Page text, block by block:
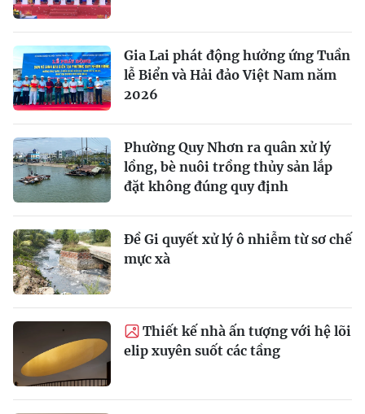
Gia Lai phát động hưởng ứng Tuần
lễ Biển và Hải đảo Việt Nam năm
2026
Phường Quy Nhơn ra quân xử lý
lồng, bè nuôi trồng thủy sản lắp
đặt không đúng quy định
Đề Gi quyết xử lý ô nhiễm từ sơ chế
mực xà
Thiết kế nhà ấn tượng với hệ lõi
elip xuyên suốt các tầng